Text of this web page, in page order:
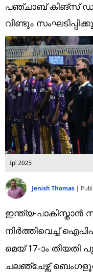
Technology
Religion
Web Story
Photo
Short Videos
പഞ്ചാബ് കിങ്സ്
വീണ്ടും
Ipl 2025
Jenish Thomas |
ഇന്ത്യ-
നിർത്തിവെച്ച്
മെയ് 17-ാം തീയതി
ചലഞ്ചേഴ്സ്